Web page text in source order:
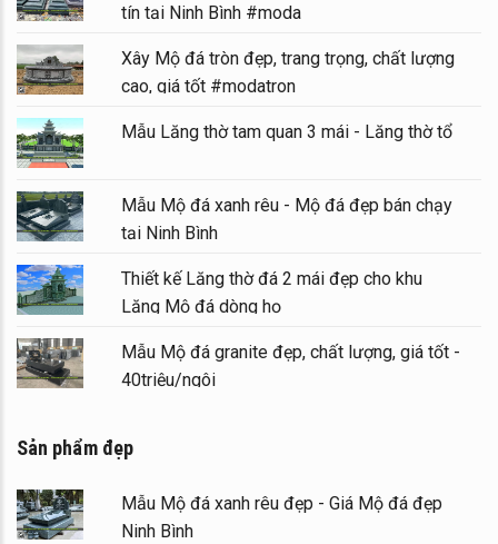
tín tại Ninh Bình #moda
Xây Mộ đá tròn đẹp, trang trọng, chất lượng
cao, giá tốt #modatron
Mẫu Lăng thờ tam quan 3 mái - Lăng thờ tổ
Mẫu Mộ đá xanh rêu - Mộ đá đẹp bán chạy
tại Ninh Bình
Thiết kế Lăng thờ đá 2 mái đẹp cho khu
Lăng Mộ đá dòng họ
Mẫu Mộ đá granite đẹp, chất lượng, giá tốt -
40triệu/ngôi
Sản phẩm đẹp
Mẫu Mộ đá xanh rêu đẹp - Giá Mộ đá đẹp
Ninh Bình